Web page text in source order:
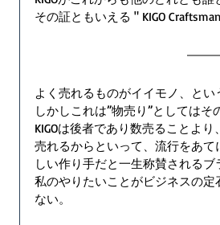
その証ともいえる " KIGO
よく売れるものがイイモノ、とい
しかしこれは”物売り”としては
KIGOは後者であり数売ることよ
売れるからといって、流行をあ
しい作り手だと一生称賛されるブ
私のやりたいことがビジネスの
ない。